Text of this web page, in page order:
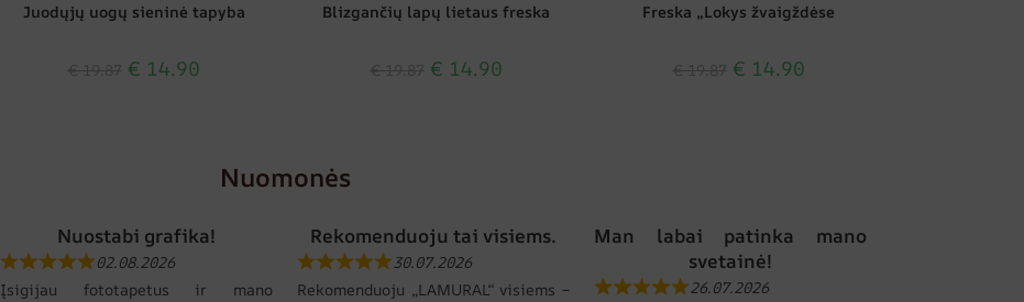
Juodųjų uogų sieninė tapyba
€ 14.90
Blizgančių lapų lietaus freska
€ 14.90
Freska „Lokys žvaigždėse
€ 14.90
Nuomonės
Nuostabi grafika!
02.08.2026
Įsigijau fototapetus ir mano
Rekomenduoju tai visiems.
30.07.2026
Rekomenduoju „LAMURAL“ visiems –
Man labai patinka mano
svetainė!
26.07.2026